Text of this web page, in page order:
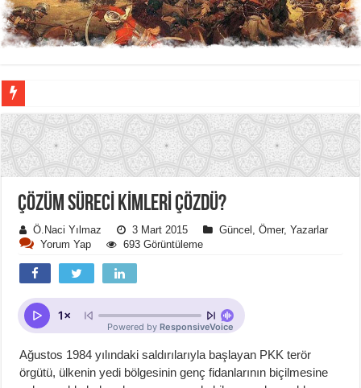
ÇÖZÜM SÜRECİ KİMLERİ ÇÖZDÜ?
Ö.Naci Yılmaz 3 Mart 2015 Güncel ,Ömer,Yazarlar
Yorum Yap
693 Görüntüleme
Ağustos 1984 yılındaki saldırılarıyla başlayan PKK terör
örgütü, ülkenin yedi bölgesinin genç fidanlarının biçilmesine